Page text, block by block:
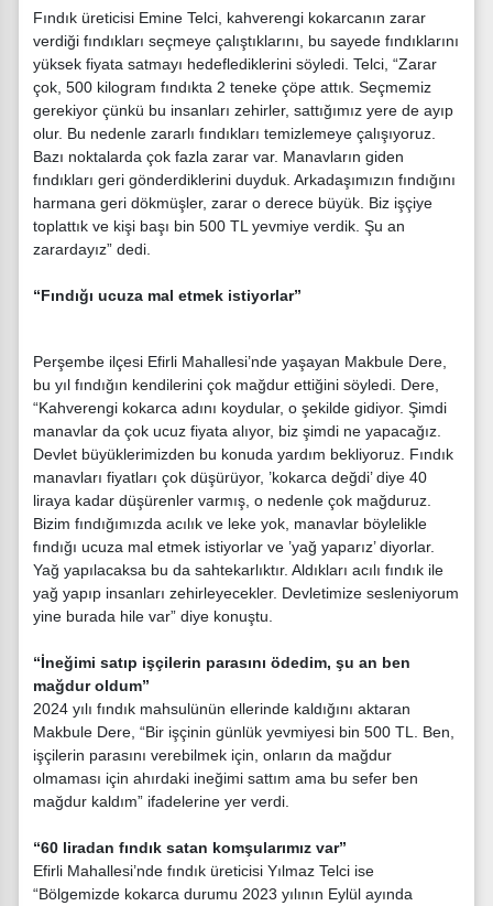
Fındık üreticisi Emine Telci, kahverengi kokarcanın zarar
verdiği fındıkları seçmeye çalıştıklarını, bu sayede fındıklarını
yüksek fiyata satmayı hedeflediklerini söyledi. Telci, “Zarar
çok, 500 kilogram fındıkta 2 teneke çöpe attık. Seçmemiz
gerekiyor çünkü bu insanları zehirler, sattığımız yere de ayıp
olur. Bu nedenle zararlı fındıkları temizlemeye çalışıyoruz.
Bazı noktalarda çok fazla zarar var. Manavların giden
fındıkları geri gönderdiklerini duyduk. Arkadaşımızın fındığını
harmana geri dökmüşler, zarar o derece büyük. Biz işçiye
toplattık ve kişi başı bin 500 TL yevmiye verdik. Şu an
zarardayız” dedi.
“Fındığı ucuza mal etmek istiyorlar”
Perşembe ilçesi Efirli Mahallesi’nde yaşayan Makbule Dere,
bu yıl fındığın kendilerini çok mağdur ettiğini söyledi. Dere,
“Kahverengi kokarca adını koydular, o şekilde gidiyor. Şimdi
manavlar da çok ucuz fiyata alıyor, biz şimdi ne yapacağız.
Devlet büyüklerimizden bu konuda yardım bekliyoruz. Fındık
manavları fiyatları çok düşürüyor, ’kokarca değdi’ diye 40
liraya kadar düşürenler varmış, o nedenle çok mağduruz.
Bizim fındığımızda acılık ve leke yok, manavlar böylelikle
fındığı ucuza mal etmek istiyorlar ve ’yağ yaparız’ diyorlar.
Yağ yapılacaksa bu da sahtekarlıktır. Aldıkları acılı fındık ile
yağ yapıp insanları zehirleyecekler. Devletimize sesleniyorum
yine burada hile var” diye konuştu.
“İneğimi satıp işçilerin parasını ödedim, şu an ben
mağdur oldum”
2024 yılı fındık mahsulünün ellerinde kaldığını aktaran
Makbule Dere, “Bir işçinin günlük yevmiyesi bin 500 TL. Ben,
işçilerin parasını verebilmek için, onların da mağdur
olmaması için ahırdaki ineğimi sattım ama bu sefer ben
mağdur kaldım” ifadelerine yer verdi.
“60 liradan fındık satan komşularımız var”
Efirli Mahallesi’nde fındık üreticisi Yılmaz Telci ise
“Bölgemizde kokarca durumu 2023 yılının Eylül ayında